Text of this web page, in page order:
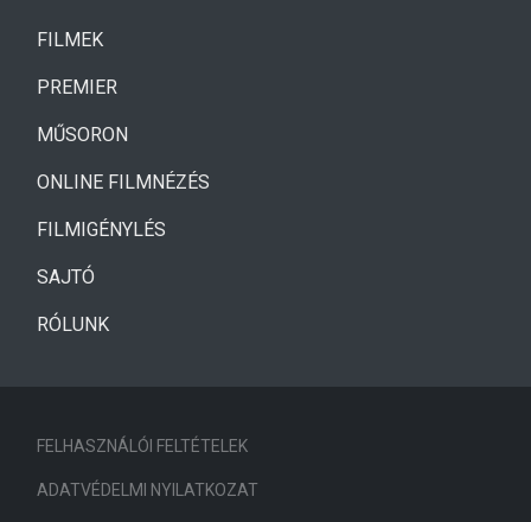
FILMEK(CURRENT)
PREMIER
MŰSORON
ONLINE FILMNÉZÉS
FILMIGÉNYLÉS
SAJTÓ
RÓLUNK
FELHASZNÁLÓI FELTÉTELEK
ADATVÉDELMI NYILATKOZAT